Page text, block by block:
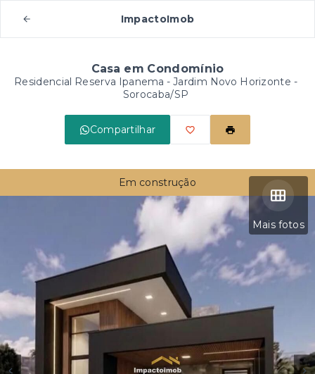
ImpactoImob
Casa em Condomínio
Residencial Reserva Ipanema -Jardim Novo Horizonte -
Sorocaba/SP
Compartilhar
Mais fotos
Em construção